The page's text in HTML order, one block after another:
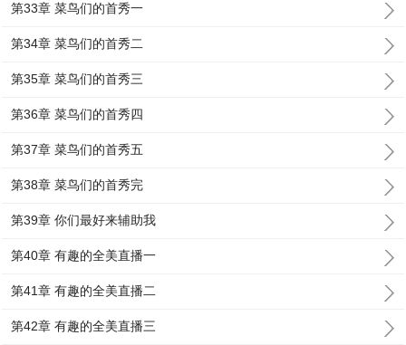
第33章 菜鸟们的首秀一
第34章 菜鸟们的首秀二
第35章 菜鸟们的首秀三
第36章 菜鸟们的首秀四
第37章 菜鸟们的首秀五
第38章 菜鸟们的首秀完
第39章 你们最好来辅助我
第40章 有趣的全美直播一
第41章 有趣的全美直播二
第42章 有趣的全美直播三